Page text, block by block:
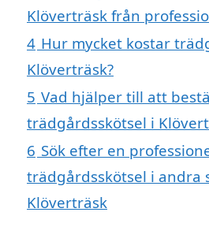
Klöverträsk från
4 Hur mycket kostar
Klöverträsk?
5 Vad hjälper till att
trädgårdsskötsel i
6 Sök efter en
trädgårdsskötsel i andra
Klöverträsk